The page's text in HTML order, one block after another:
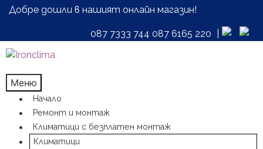
Добре дошли в нашият онлайн магазин!
087 7333 744 087 6165 220
Skip
navigation
Skip
content
Меню
Начало
Ремонт и монтаж
Климатици с безплатен монтаж
Климатици